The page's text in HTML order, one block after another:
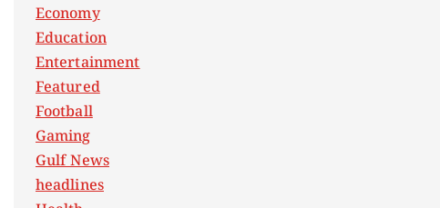
Economy
Education
Entertainment
Featured
Football
Gaming
Gulf News
headlines